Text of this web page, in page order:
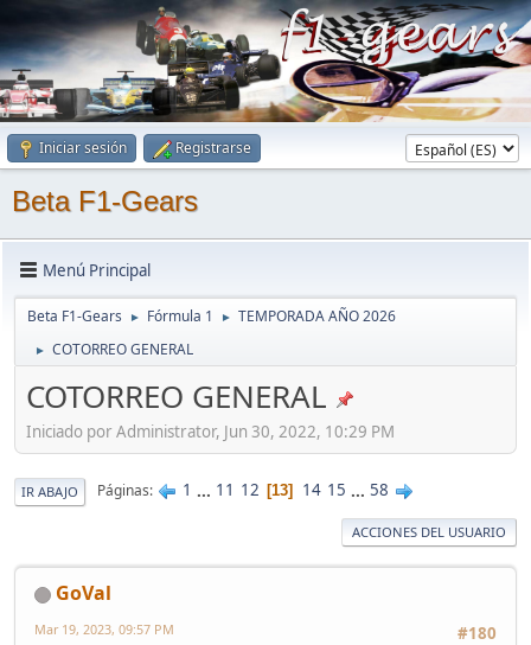
Iniciar sesión Registrarse
Beta F1-Gears
Menú Principal
Beta F1-Gears ► Fórmula 1 ► TEMPORADA AÑO 2026
► COTORREO GENERAL
COTORREO GENERAL
Iniciado por Administrator, Jun 30, 2022, 10:29 PM
IR ABAJO Páginas 1 ... 11 12 13 14 15 ... 58
ACCIONES DEL USUARIO
GoVal
#180
Mar 19, 2023, 09:57 PM